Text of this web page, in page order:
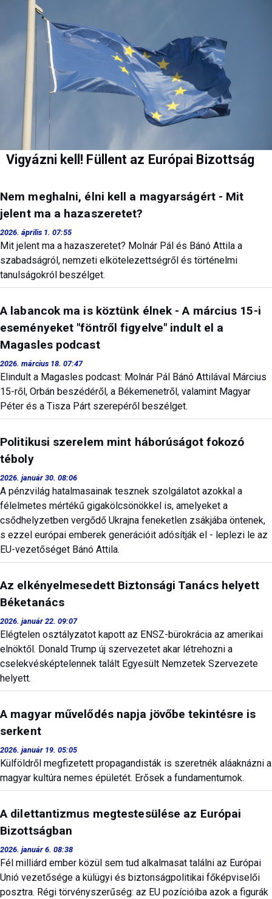
Vigyázni kell! Füllent az Európai Bizottság
Nem meghalni, élni kell a magyarságért - Mit
jelent ma a hazaszeretet?
2026. április 1. 07:55
Mit jelent ma a hazaszeretet? Molnár Pál és Bánó Attila a
szabadságról, nemzeti elkötelezettségről és történelmi
tanulságokról beszélget.
A labancok ma is köztünk élnek - A március 15-i
eseményeket "föntről figyelve" indult el a
Magasles podcast
2026. március 18. 07:47
Elindult a Magasles podcast: Molnár Pál Bánó Attilával Március
15-ről, Orbán beszédéről, a Békemenetről, valamint Magyar
Péter és a Tisza Párt szerepéről beszélget.
Politikusi szerelem mint háborúságot fokozó
téboly
2026. január 30. 08:06
A pénzvilág hatalmasainak tesznek szolgálatot azokkal a
félelmetes mértékű gigakölcsönökkel is, amelyeket a
csődhelyzetben vergődő Ukrajna feneketlen zsákjába öntenek,
s ezzel európai emberek generációit adósítják el - leplezi le az
EU-vezetőséget Bánó Attila.
Az elkényelmesedett Biztonsági Tanács helyett
Béketanács
2026. január 22. 09:07
Elégtelen osztályzatot kapott az ENSZ-bürokrácia az amerikai
elnöktől. Donald Trump új szervezetet akar létrehozni a
cselekvésképtelennek talált Egyesült Nemzetek Szervezete
helyett.
A magyar művelődés napja jövőbe tekintésre is
serkent
2026. január 19. 05:05
Külföldről megfizetett propagandisták is szeretnék aláaknázni a
magyar kultúra nemes épületét. Erősek a fundamentumok.
A dilettantizmus megtestesülése az Európai
Bizottságban
2026. január 6. 08:38
Fél milliárd ember közül sem tud alkalmasat találni az Európai
Unió vezetősége a külügyi és biztonságpolitikai főképviselői
posztra. Régi törvényszerűség: az EU pozícióiba azok a figurák